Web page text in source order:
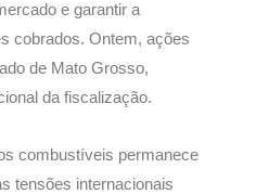
e garantir a
cobrados. Ontem, ações
de Mato Grosso,
da fiscalização.
combustíveis permanece
tensões internacionais